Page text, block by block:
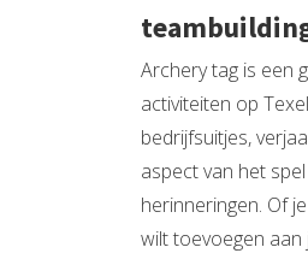
Archery tag is een
activiteiten op
bedrijfsuitjes,
aspect van het
herinneringen. Of
wilt toevoegen aan